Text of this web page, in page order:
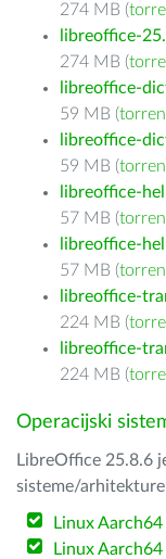
274 MB (
libreoffice-
274 MB (
libreoffice-
59 MB (
libreoffice-
59 MB (
libreoffice-
57 MB (
libreoffice-
57 MB (
libreoffice-
224 MB (
libreoffice-
224 MB (
Operacijski
LibreOffice 25.8.6
sisteme/
Linux Aarch64
Linux Aarch64